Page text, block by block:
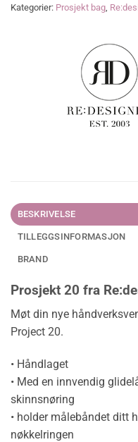
Kategorier: Prosjekt bag
BESKRIVELSE
TILLEGGSINFORMASJON
BRAND
Prosjekt 20 fra
Møt din nye
Project 20.
• Håndlaget
• Med en innvendig
skinnsnøring
• holder målebåndet ditt
nøkkelringen